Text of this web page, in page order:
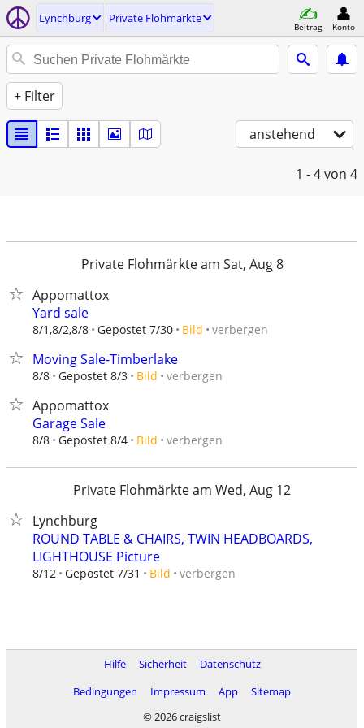
Lynchburg Private Flohmärkte
Beitrag Konto
+ Filter
anstehend
1 - 4von 4
Private Flohmärkte am Sat, Aug 8
Appomattox
Yard sale
8/1,8/2,8/8 Gepostet 7/30 Bild verbergen
Moving Sale-Timberlake
8/8 Gepostet 8/3 Bild verbergen
Appomattox
Garage Sale
8/8 Gepostet 8/4 Bild verbergen
Private Flohmärkte am Wed, Aug 12
Lynchburg
ROUND TABLE & CHAIRS, TWIN HEADBOARDS,
LIGHTHOUSE Picture
8/12 Gepostet 7/31 Bild verbergen
Hilfe Sicherheit
Datenschutz
Bedingungen
Impressum App
Sitemap
© 2026 craigslist